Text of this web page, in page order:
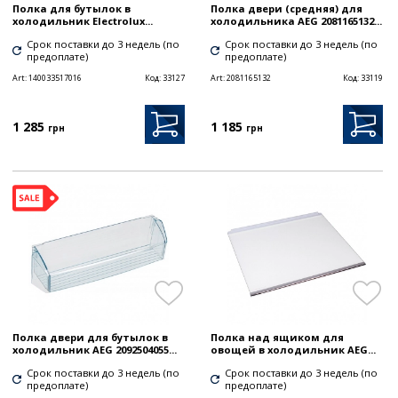
Полка для бутылок в
холодильник Electrolux...
Срок поставки до 3 недель (по
предоплате)
Art:140033517016 Код: 33127
1 285 грн
Полка двери (средняя) для
холодильника AEG 2081165132...
Срок поставки до 3 недель (по
предоплате)
Art:2081165132 Код: 33119
1 185 грн
Полка двери для бутылок в
холодильник AEG 2092504055...
Срок поставки до 3 недель (по
предоплате)
Полка над ящиком для
овощей в холодильник AEG...
Срок поставки до 3 недель (по
предоплате)